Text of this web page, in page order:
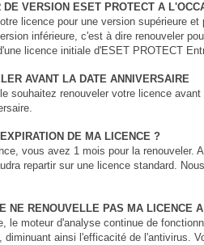
VERSION ESET PROTECT A
licence pour une version supérieure
inférieure, c'est à dire renouveler
licence initiale d'ESET PROTECT
AVANT LA DATE ANNIVERSAIRE
souhaitez renouveler votre licence
DE MA LICENCE ?
vous avez 1 mois pour la renouveler.
repartir sur une licence standard.
NE RENOUVELLE PAS MA LICENCE
le moteur d'analyse continue de
diminuant ainsi l'efficacité de l'antivirus.